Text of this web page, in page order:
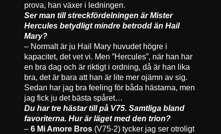
prova, han växer i ledningen.
Ser man till streckfördelningen är Mister
Hercules betydligt mindre betrodd än Hail
Mary?
– Normalt är ju Hail Mary huvudet högre i
kapacitet, det vet vi. Men ”Hercules”, när han har
en bra dag och är riktigt i ordning, då är han lika
bra, det är bara att han är lite mer ojämn av sig.
Sedan har jag bra feeling för båda hästarna, men
jag fick ju det bästa spåret…
Du har tre hästar till på V75. Samtliga bland
favoriterna. Hur är läget med den trion?
–6 Mi Amore Bros (V75-2) tycker jag ser otroligt